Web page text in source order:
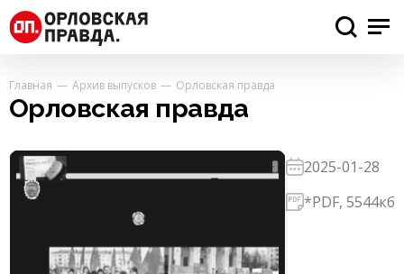
Главная Архив выпусков Орловская правда
Орловская правда
2025-01-28
*PDF, 5544кб